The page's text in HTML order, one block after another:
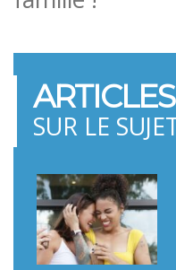
SUR LE